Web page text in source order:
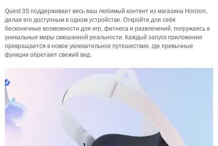
Quest 3S поддерживает весь ваш любимый контент из магазина Horizon,
делая его доступным в одном устройстве. Откройте для себя
бесконечные возможности для игр, фитнеса и развлечений, погружаясь в
уникальные миры смешанной реальности. Каждый запуск приложения
превращается в новое увлекательное путешествие, где привычные
функции обретают свежий вид.